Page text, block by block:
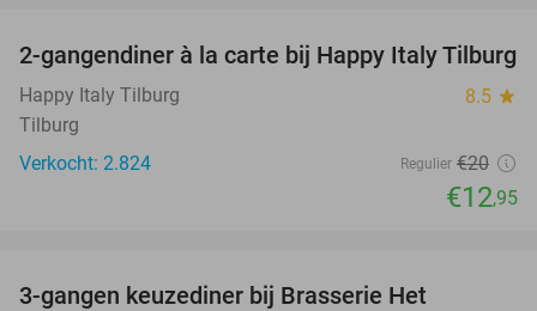
35%
2-gangendiner à la carte bij Happy Italy Tilburg
Happy Italy Tilburg 8.5 star
Tilburg
Verkocht: 2.824
Regulier €20
€12,95
3-gangen keuzediner bij Brasserie Het